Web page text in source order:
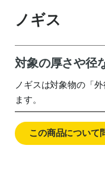
ノギス
対象の厚さや径
ノギスは対象物の「
ます。
この商品について